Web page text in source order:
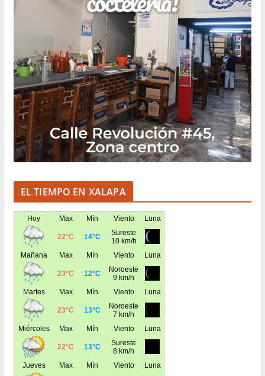
EL TIEMPO EN XALAPA